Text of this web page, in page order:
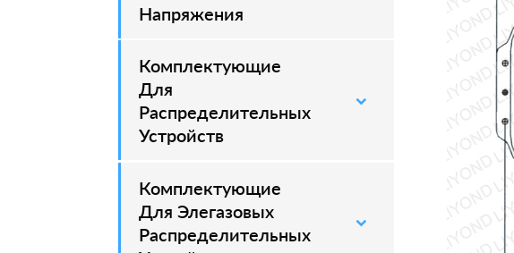
Напряжения
Комплектующие
Для
Распределительных
Устройств
–
Комплектующие
Для Элегазовых
Распределительных
–